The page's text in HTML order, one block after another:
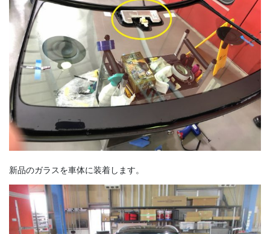
新品のガラスを車体に装着します。